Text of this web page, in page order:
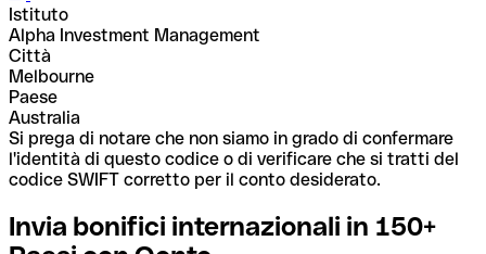
Istituto
Alpha Investment Management
Città
Melbourne
Paese
Australia
Si prega di notare che non siamo in grado di confermare
l'identità di questo codice o di verificare che si tratti del
codice SWIFT corretto per il conto desiderato.
Invia bonifici internazionali in 150+